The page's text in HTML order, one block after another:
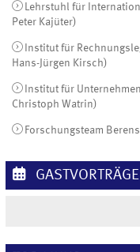
Lehrstuhl für
Peter Kajüter)
Institut für
Hans-Jürgen Kirsch)
Institut für
Christoph Watrin)
Forschungsteam Berens
GASTVORTRÄGE